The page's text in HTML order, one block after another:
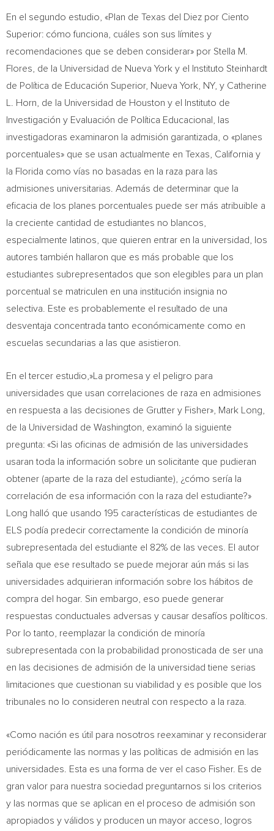
En el segundo estudio, «Plan de Texas del Diez por Ciento
Superior: cómo funciona, cuáles son sus límites y
recomendaciones que se deben considerar» por Stella M.
Flores , de la Universidad de Nueva York y el Instituto Steinhardt
de Política de Educación Superior, Nueva York , NY, y Catherine
L. Horn , de la Universidad de Houston y el Instituto de
Investigación y Evaluación de Política Educacional, las
investigadoras examinaron la admisión garantizada, o «planes
porcentuales» que se usan actualmente en Texas California y
la Florida como vías no basadas en la raza para las
admisiones universitarias. Además de determinar que la
eficacia de los planes porcentuales puede ser más atribuible a
la creciente cantidad de estudiantes no blancos,
especialmente latinos, que quieren entrar en la universidad, los
autores también hallaron que es más probable que los
estudiantes subrepresentados que son elegibles para un plan
porcentual se matriculen en una institución insignia no
selectiva. Este es probablemente el resultado de una
desventaja concentrada tanto económicamente como en
escuelas secundarias a las que asistieron.
En el tercer estudio,»La promesa y el peligro para
universidades que usan correlaciones de raza en admisiones
en respuesta a las decisiones de Grutter y Fisher»,
Mark Long
de la Universidad de Washington , examinó la siguiente
pregunta: «Si las oficinas de admisión de las universidades
usaran toda la información sobre un solicitante que pudieran
obtener (aparte de la raza del estudiante), ¿cómo sería la
correlación de esa información con la raza del estudiante?»
Long halló que usando 195 características de estudiantes de
ELS podía predecir correctamente la condición de minoría
subrepresentada del estudiante el 82% de las veces. El autor
señala que ese resultado se puede mejorar aún más si las
universidades adquirieran información sobre los hábitos de
compra del hogar. Sin embargo, eso puede generar
respuestas conductuales adversas y causar desafíos políticos.
Por lo tanto, reemplazar la condición de minoría
subrepresentada con la probabilidad pronosticada de ser una
en las decisiones de admisión de la universidad tiene serias
limitaciones que cuestionan su viabilidad y es posible que los
tribunales no lo consideren neutral con respecto a la raza.
«Como nación es útil para nosotros reexaminar y reconsiderar
periódicamente las normas y las políticas de admisión en las
universidades. Esta es una forma de ver el caso Fisher. Es de
gran valor para nuestra sociedad preguntarnos si los criterios
y las normas que se aplican en el proceso de admisión son
apropiados y válidos y producen un mayor acceso, logros